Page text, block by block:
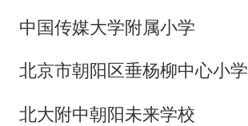
中国传媒大学附属小学
北京市朝阳区垂杨柳中心小学
北大附中朝阳未来学校